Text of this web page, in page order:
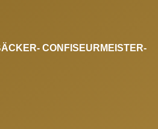
CONFISEURMEISTER-